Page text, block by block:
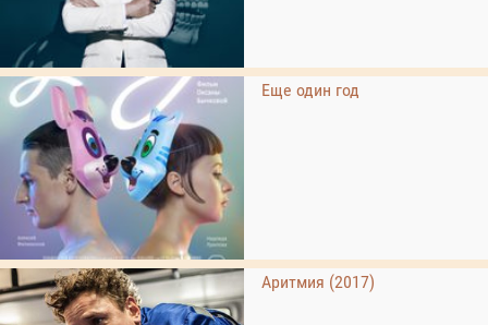
Еще один год
Аритмия (2017)